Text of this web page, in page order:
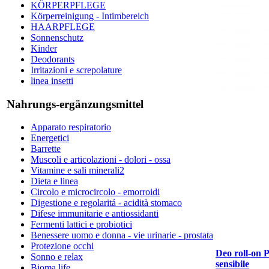
KÖRPERPFLEGE
Körperreinigung - Intimbereich
HAARPFLEGE
Sonnenschutz
Kinder
Deodorants
Irritazioni e screpolature
linea insetti
Nahrungs-ergänzungsmittel
Apparato respiratorio
Energetici
Barrette
Muscoli e articolazioni - dolori - ossa
Vitamine e sali minerali2
Dieta e linea
Circolo e microcircolo - emorroidi
Digestione e regolaritá - acidità stomaco
Difese immunitarie e antiossidanti
Fermenti lattici e probiotici
Benessere uomo e donna - vie urinarie - prostata
Protezione occhi
Sonno e relax
Deo roll-on
sensibile